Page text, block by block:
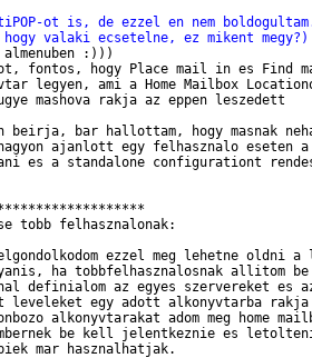
ot is, de ezzel en nem
hogy valaki ecsetelne, ez mikent megy?)
:)))
fontos, hogy Place mail in es Find
legyen, ami a Home Mailbox
mashova rakja az eppen leszedett
beirja, bar hallottam, hogy masnak
ajanlott egy felhasznalo eseten
es a standalone configurationt
tobb felhasznalonak:
ezzel meg lehetne oldni
ha tobbfelhasznalosnak allitom
definialom az egyes szervereket es
leveleket egy adott alkonyvtarba
alkonyvtarakat adom meg home
be kell jelentkeznie es
mar hasznalhatjak.